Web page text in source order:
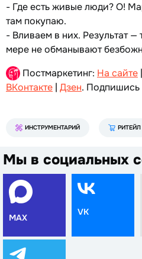
- Где есть живые люди? О!
там покупаю.
- Вливаем в них. Результат —
мере не обманывают
Постмаркетинг: На сайте |
ВКонтакте | Дзен. Подпишись
ИНСТРУМЕНТАРИЙ РИТЕЙЛ
Мы в социальных
MAX
VK